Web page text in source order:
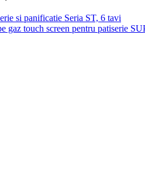
si panificatie Seria ST, 6 tavi
gaz touch screen pentru patiserie